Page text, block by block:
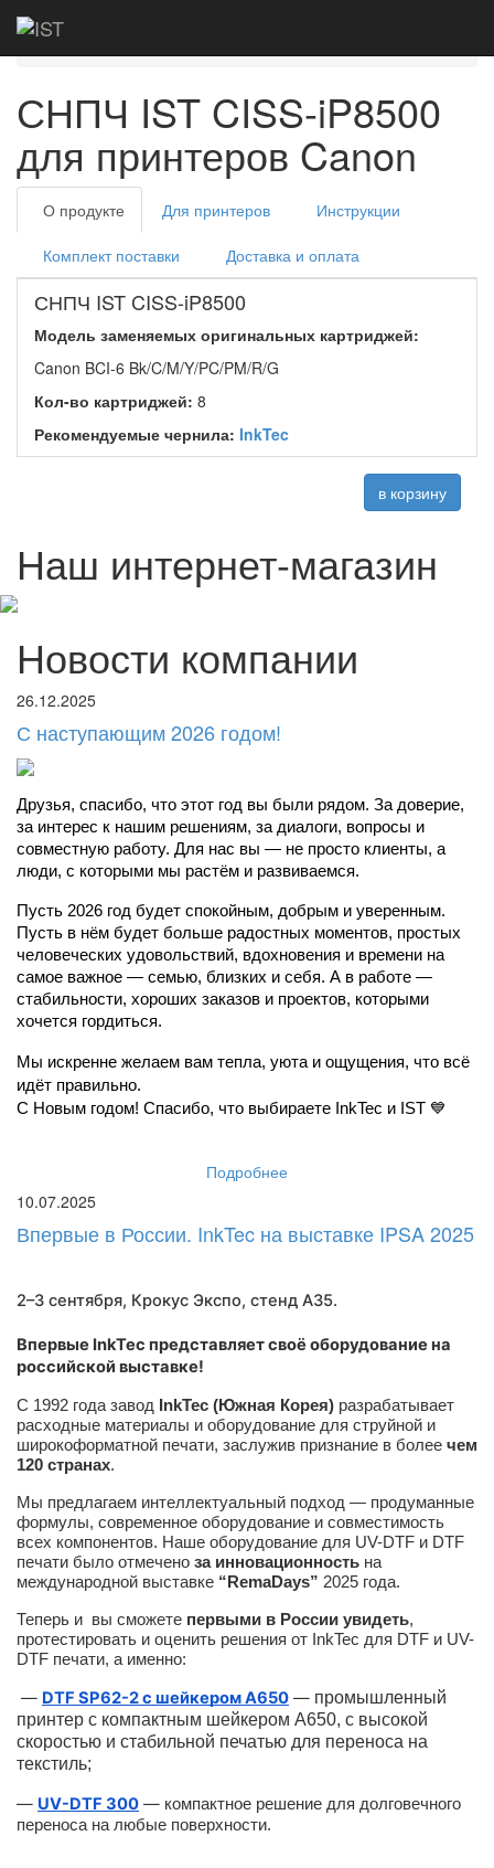
Главная
СНПЧ IST CISS-iP8500
для принтеров Canon
О продукте Для принтеров Инструкции
Комплект поставки Доставка и оплата
СНПЧ IST CISS-iP8500
Модель заменяемых оригинальных картриджей:
Canon BCI-6 Bk/C/M/Y/PC/PM/R/G
Кол-во картриджей: 8
Рекомендуемые чернила: InkTec
в корзину
Наш интернет-магазин
Новости компании
26.12.2025
С наступающим 2026 годом!
Друзья, спасибо, что этот год вы были рядом. За доверие,
за интерес к нашим решениям, за диалоги, вопросы и
совместную работу. Для нас вы — не просто клиенты, а
люди, с которыми мы растём и развиваемся.
Пусть 2026 год будет спокойным, добрым и уверенным.
Пусть в нём будет больше радостных моментов, простых
человеческих удовольствий, вдохновения и времени на
самое важное — семью, близких и себя. А в работе —
стабильности, хороших заказов и проектов, которыми
хочется гордиться.
Мы искренне желаем вам тепла, уюта и ощущения, что всё
идёт правильно.
С Новым годом! Спасибо, что выбираете InkTec и IST 💙
Подробнее
10.07.2025
Впервые в России. InkTec на выставке IPSA 2025
2–3 сентября, Крокус Экспо, стенд A35.
Впервые InkTec представляет своё оборудование на
российской выставке!
С 1992 года завод InkTec (Южная Корея) разрабатывает
расходные материалы и оборудование для струйной и
широкоформатной печати, заслужив признание в более чем
120 странах.
Мы предлагаем интеллектуальный подход — продуманные
формулы, современное оборудование и совместимость
всех компонентов. Наше оборудование для UV-DTF и DTF
печати было отмечено за инновационность на
международной выставке “RemaDays” 2025 года.
Теперь и вы сможете первыми в России увидеть,
протестировать и оценить решения от InkTec для DTF и UV-
DTF печати, а именно:
— DTF SP62-2 с шейкером A650 — промышленный
принтер с компактным шейкером А650, с высокой
скоростью и стабильной печатью для переноса на
текстиль;
— UV-DTF 300 — компактное решение для долговечного
переноса на любые поверхности.